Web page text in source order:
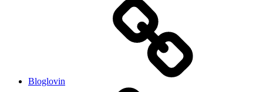
Bloglovin